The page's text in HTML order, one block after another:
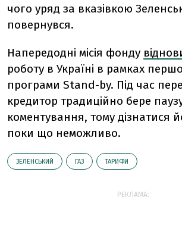
чого уряд за вказівкою
повернувся.
Напередодні місія фонду
роботу в Україні в рамках
програми Stand-by. Під час
кредитор традиційно бере
коментування, тому дізнатися
поки що неможливо.
ЗЕЛЕНСЬКИЙ ГАЗ ТАРИФИ
РЕКЛАМА: